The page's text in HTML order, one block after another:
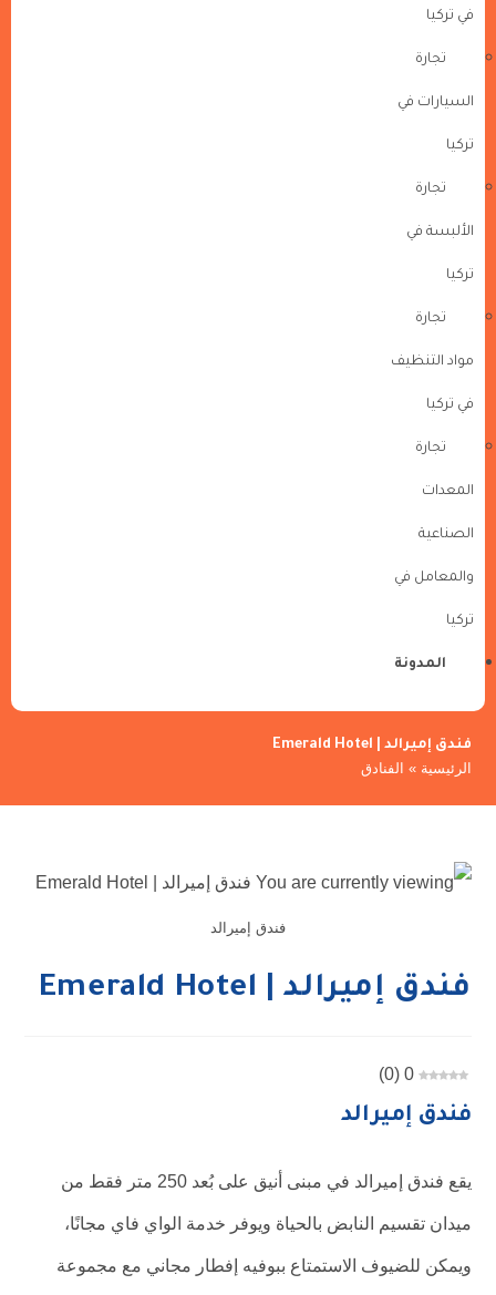
في تركيا
تجارة
السيارات في
تركيا
تجارة
الألبسة في
تركيا
تجارة
مواد التنظيف
في تركيا
تجارة
المعدات
الصناعية
والمعامل في
تركيا
المدونة
فندق إميرالد | Emerald Hotel
الرئيسية » الفنادق
فندق إميرالد
فندق إميرالد | Emerald Hotel
0
(
0
)
فندق إميرالد
يقع فندق إميرالد في مبنى أنيق على بُعد 250 متر فقط من
ميدان تقسيم النابض بالحياة ويوفر خدمة الواي فاي مجانًا،
ويمكن للضيوف الاستمتاع ببوفيه إفطار مجاني مع مجموعة